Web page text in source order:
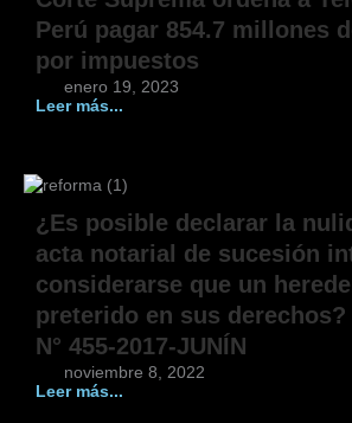
Perú pagar 854.7 millones
por impuestos
enero 19, 2023
Leer más...
¿Es posible declarar la
acta notarial de sucesión
considerarse que un
preterido en sus derechos?
N° 455-2017-JUNÍN
noviembre 8, 2022
Leer más...